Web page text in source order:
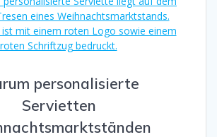
personalisierte
Servietten